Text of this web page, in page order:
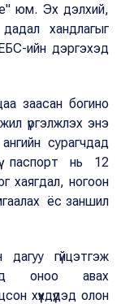
юм. Эх дэлхий,
хандлагыг
ийн дэргэхэд
заасан богино
үргэлжлэх энэ
сурагчдад
паспорт нь 12
хаягдал, ногоон
ёс заншил
гүйцэтгэж
оноо авах
хүүхдүүдэд олон